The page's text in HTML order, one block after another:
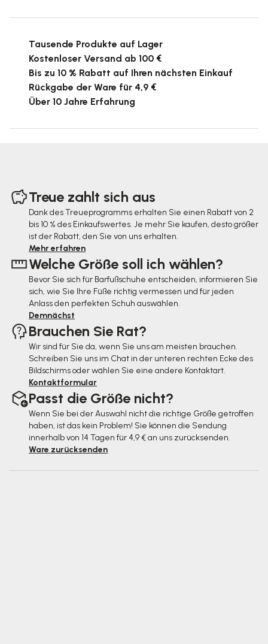
Tausende Produkte auf Lager
Kostenloser Versand ab 100 €
Bis zu 10 % Rabatt auf Ihren nächsten Einkauf
Rückgabe der Ware für 4,9 €
Über 10 Jahre Erfahrung
Treue zahlt sich aus
Dank des Treueprogramms erhalten Sie einen Rabatt von 2
bis 10 % des Einkaufswertes. Je mehr Sie kaufen, desto größer
ist der Rabatt, den Sie von uns erhalten.
Mehr erfahren
Welche Größe soll ich wählen?
Bevor Sie sich für Barfußschuhe entscheiden, informieren Sie
sich, wie Sie Ihre Füße richtig vermessen und für jeden
Anlass den perfekten Schuh auswählen.
Demnächst
Brauchen Sie Rat?
Wir sind für Sie da, wenn Sie uns am meisten brauchen.
Schreiben Sie uns im Chat in der unteren rechten Ecke des
Bildschirms oder wählen Sie eine andere Kontaktart.
Kontaktformular
Passt die Größe nicht?
Wenn Sie bei der Auswahl nicht die richtige Größe getroffen
haben, ist das kein Problem! Sie können die Sendung
innerhalb von 14 Tagen für 4,9 € an uns zurücksenden.
Ware zurücksenden